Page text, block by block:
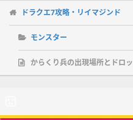
ドラクエ7攻略・リイマジンド
モンスター
からくり兵の出現場所とドロ